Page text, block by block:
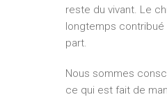
reste du vivant. Le
longtemps contribué
part.
Nous sommes
ce qui est fait de